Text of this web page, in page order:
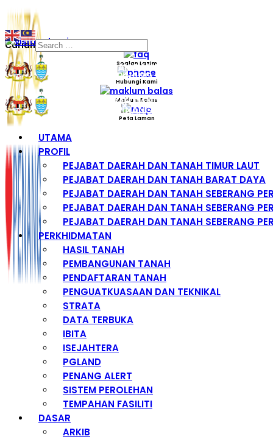
Carian
Soalan Lazim
Hubungi Kami
Maklum Balas
Peta Laman
UTAMA
PROFIL
PEJABAT DAERAH DAN TANAH TIMUR LAUT
PEJABAT DAERAH DAN TANAH BARAT DAYA
PEJABAT DAERAH DAN TANAH SEBERANG
PEJABAT DAERAH DAN TANAH SEBERANG
PEJABAT DAERAH DAN TANAH SEBERANG
PERKHIDMATAN
HASIL TANAH
PEMBANGUNAN TANAH
PENDAFTARAN TANAH
PENGUATKUASAAN DAN TEKNIKAL
STRATA
DATA TERBUKA
IBITA
ISEJAHTERA
PGLAND
PENANG ALERT
SISTEM PEROLEHAN
TEMPAHAN FASILITI
DASAR
ARKIB